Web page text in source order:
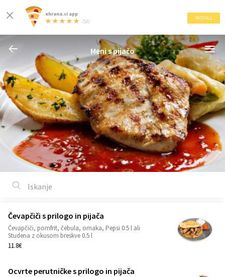
ehrana.si app
(53)
INSTALL
Meni s pijačo
Čevapčiči s prilogo in pijača
Čevapčiči, pomfrit, čebula, omaka, Pepsi 0.5 l ali
Studena z okusom breskve 0.5 l
11.8€
Ocvrte perutničke s prilogo in pijača